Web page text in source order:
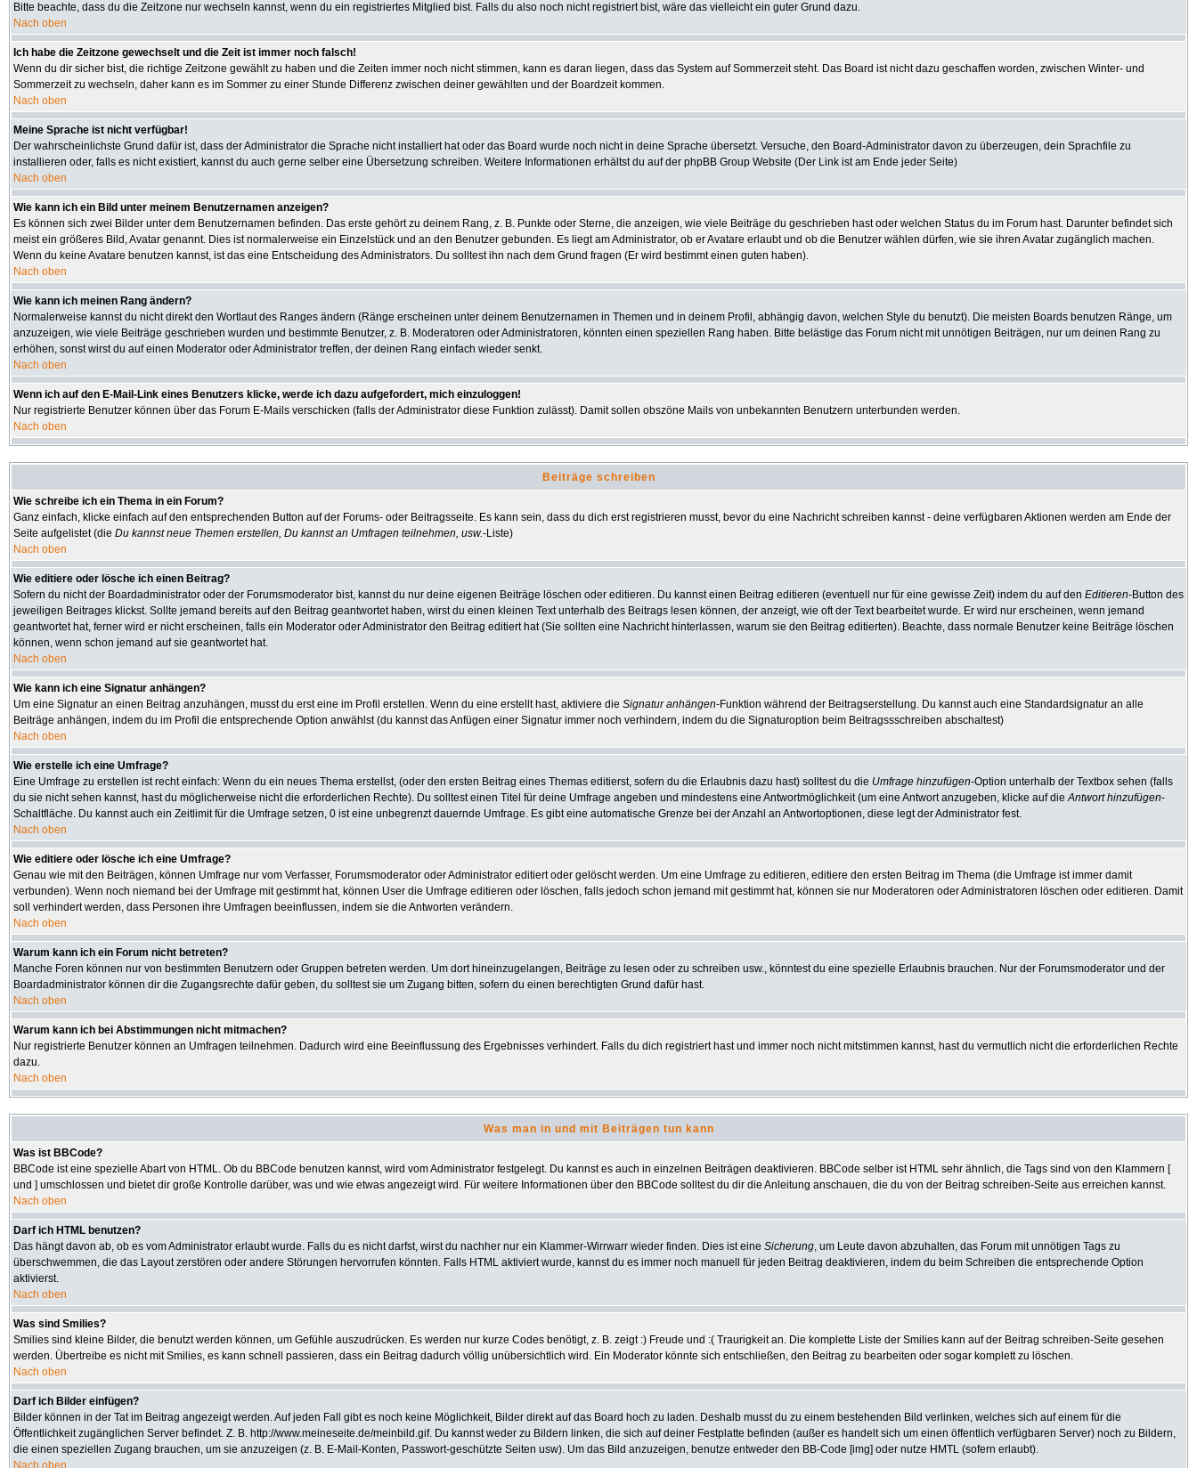
Bitte beachte, dass du die Zeitzone nur wechseln kannst, wenn du ein registriertes Mitglied bist. Falls du also noch nicht registriert bist, wäre das vielleicht ein guter Grund dazu.
Nach oben
Ich habe die Zeitzone gewechselt und die Zeit ist immer noch falsch!
Wenn du dir sicher bist, die richtige Zeitzone gewählt zu haben und die Zeiten immer noch nicht stimmen, kann es daran liegen, dass das System auf Sommerzeit steht. Das Board ist nicht dazu geschaffen worden, zwischen Winter- und
Sommerzeit zu wechseln, daher kann es im Sommer zu einer Stunde Differenz zwischen deiner gewählten und der Boardzeit kommen.
Nach oben
Meine Sprache ist nicht verfügbar!
Der wahrscheinlichste Grund dafür ist, dass der Administrator die Sprache nicht installiert hat oder das Board wurde noch nicht in deine Sprache übersetzt. Versuche, den Board-Administrator davon zu überzeugen, dein Sprachfile zu
installieren oder, falls es nicht existiert, kannst du auch gerne selber eine Übersetzung schreiben. Weitere Informationen erhältst du auf der phpBB Group Website (Der Link ist am Ende jeder Seite)
Nach oben
Wie kann ich ein Bild unter meinem Benutzernamen anzeigen?
Es können sich zwei Bilder unter dem Benutzernamen befinden. Das erste gehört zu deinem Rang, z. B. Punkte oder Sterne, die anzeigen, wie viele Beiträge du geschrieben hast oder welchen Status du im Forum hast. Darunter befindet sich
meist ein größeres Bild, Avatar genannt. Dies ist normalerweise ein Einzelstück und an den Benutzer gebunden. Es liegt am Administrator, ob er Avatare erlaubt und ob die Benutzer wählen dürfen, wie sie ihren Avatar zugänglich machen.
Wenn du keine Avatare benutzen kannst, ist das eine Entscheidung des Administrators. Du solltest ihn nach dem Grund fragen (Er wird bestimmt einen guten haben).
Nach oben
Wie kann ich meinen Rang ändern?
Normalerweise kannst du nicht direkt den Wortlaut des Ranges ändern (Ränge erscheinen unter deinem Benutzernamen in Themen und in deinem Profil, abhängig davon, welchen Style du benutzt). Die meisten Boards benutzen Ränge, um
anzuzeigen, wie viele Beiträge geschrieben wurden und bestimmte Benutzer, z. B. Moderatoren oder Administratoren, könnten einen speziellen Rang haben. Bitte belästige das Forum nicht mit unnötigen Beiträgen, nur um deinen Rang zu
erhöhen, sonst wirst du auf einen Moderator oder Administrator treffen, der deinen Rang einfach wieder senkt.
Nach oben
Wenn ich auf den E-Mail-Link eines Benutzers klicke, werde ich dazu aufgefordert, mich einzuloggen!
Nur registrierte Benutzer können über das Forum E-Mails verschicken (falls der Administrator diese Funktion zulässt). Damit sollen obszöne Mails von unbekannten Benutzern unterbunden werden.
Nach oben
Beiträge schreiben
Wie schreibe ich ein Thema in ein Forum?
Ganz einfach, klicke einfach auf den entsprechenden Button auf der Forums- oder Beitragsseite. Es kann sein, dass du dich erst registrieren musst, bevor du eine Nachricht schreiben kannst - deine verfügbaren Aktionen werden am Ende der
Seite aufgelistet (die Du kannst neue Themen erstellen, Du kannst an Umfragen teilnehmen, usw.-Liste)
Nach oben
Wie editiere oder lösche ich einen Beitrag?
Sofern du nicht der Boardadministrator oder der Forumsmoderator bist, kannst du nur deine eigenen Beiträge löschen oder editieren. Du kannst einen Beitrag editieren (eventuell nur für eine gewisse Zeit) indem du auf den Editieren-Button des
jeweiligen Beitrages klickst. Sollte jemand bereits auf den Beitrag geantwortet haben, wirst du einen kleinen Text unterhalb des Beitrags lesen können, der anzeigt, wie oft der Text bearbeitet wurde. Er wird nur erscheinen, wenn jemand
geantwortet hat, ferner wird er nicht erscheinen, falls ein Moderator oder Administrator den Beitrag editiert hat (Sie sollten eine Nachricht hinterlassen, warum sie den Beitrag editierten). Beachte, dass normale Benutzer keine Beiträge löschen
können, wenn schon jemand auf sie geantwortet hat.
Nach oben
Wie kann ich eine Signatur anhängen?
Um eine Signatur an einen Beitrag anzuhängen, musst du erst eine im Profil erstellen. Wenn du eine erstellt hast, aktiviere die Signatur anhängen-Funktion während der Beitragserstellung. Du kannst auch eine Standardsignatur an alle
Beiträge anhängen, indem du im Profil die entsprechende Option anwählst (du kannst das Anfügen einer Signatur immer noch verhindern, indem du die Signaturoption beim Beitragssschreiben abschaltest)
Nach oben
Wie erstelle ich eine Umfrage?
Eine Umfrage zu erstellen ist recht einfach: Wenn du ein neues Thema erstellst, (oder den ersten Beitrag eines Themas editierst, sofern du die Erlaubnis dazu hast) solltest du die Umfrage hinzufügen-Option unterhalb der Textbox sehen (falls
du sie nicht sehen kannst, hast du möglicherweise nicht die erforderlichen Rechte). Du solltest einen Titel für deine Umfrage angeben und mindestens eine Antwortmöglichkeit (um eine Antwort anzugeben, klicke auf dieAntwort hinzufügen-
Schaltfläche. Du kannst auch ein Zeitlimit für die Umfrage setzen, 0 ist eine unbegrenzt dauernde Umfrage. Es gibt eine automatische Grenze bei der Anzahl an Antwortoptionen, diese legt der Administrator fest.
Nach oben
Wie editiere oder lösche ich eine Umfrage?
Genau wie mit den Beiträgen, können Umfrage nur vom Verfasser, Forumsmoderator oder Administrator editiert oder gelöscht werden. Um eine Umfrage zu editieren, editiere den ersten Beitrag im Thema (die Umfrage ist immer damit
verbunden). Wenn noch niemand bei der Umfrage mit gestimmt hat, können User die Umfrage editieren oder löschen, falls jedoch schon jemand mit gestimmt hat, können sie nur Moderatoren oder Administratoren löschen oder editieren. Damit
soll verhindert werden, dass Personen ihre Umfragen beeinflussen, indem sie die Antworten verändern.
Nach oben
Warum kann ich ein Forum nicht betreten?
Manche Foren können nur von bestimmten Benutzern oder Gruppen betreten werden. Um dort hineinzugelangen, Beiträge zu lesen oder zu schreiben usw., könntest du eine spezielle Erlaubnis brauchen. Nur der Forumsmoderator und der
Boardadministrator können dir die Zugangsrechte dafür geben, du solltest sie um Zugang bitten, sofern du einen berechtigten Grund dafür hast.
Nach oben
Warum kann ich bei Abstimmungen nicht mitmachen?
Nur registrierte Benutzer können an Umfragen teilnehmen. Dadurch wird eine Beeinflussung des Ergebnisses verhindert. Falls du dich registriert hast und immer noch nicht mitstimmen kannst, hast du vermutlich nicht die erforderlichen Rechte
dazu.
Nach oben
Was man in und mit Beiträgen tun kann
Was ist BBCode?
BBCode ist eine spezielle Abart von HTML. Ob du BBCode benutzen kannst, wird vom Administrator festgelegt. Du kannst es auch in einzelnen Beiträgen deaktivieren. BBCode selber ist HTML sehr ähnlich, die Tags sind von den Klammern [
und ] umschlossen und bietet dir große Kontrolle darüber, was und wie etwas angezeigt wird. Für weitere Informationen über den BBCode solltest du dir die Anleitung anschauen, die du von der Beitrag schreiben-Seite aus erreichen kannst.
Nach oben
Darf ich HTML benutzen?
Das hängt davon ab, ob es vom Administrator erlaubt wurde. Falls du es nicht darfst, wirst du nachher nur ein Klammer-Wirrwarr wieder finden. Dies ist eine Sicherung, um Leute davon abzuhalten, das Forum mit unnötigen Tags zu
überschwemmen, die das Layout zerstören oder andere Störungen hervorrufen könnten. Falls HTML aktiviert wurde, kannst du es immer noch manuell für jeden Beitrag deaktivieren, indem du beim Schreiben die entsprechende Option
aktivierst.
Nach oben
Was sind Smilies?
Smilies sind kleine Bilder, die benutzt werden können, um Gefühle auszudrücken. Es werden nur kurze Codes benötigt, z. B. zeigt :) Freude und :( Traurigkeit an. Die komplette Liste der Smilies kann auf der Beitrag schreiben-Seite gesehen
werden. Übertreibe es nicht mit Smilies, es kann schnell passieren, dass ein Beitrag dadurch völlig unübersichtlich wird. Ein Moderator könnte sich entschließen, den Beitrag zu bearbeiten oder sogar komplett zu löschen.
Nach oben
Darf ich Bilder einfügen?
Bilder können in der Tat im Beitrag angezeigt werden. Auf jeden Fall gibt es noch keine Möglichkeit, Bilder direkt auf das Board hoch zu laden. Deshalb musst du zu einem bestehenden Bild verlinken, welches sich auf einem für die
Öffentlichkeit zugänglichen Server befindet. Z. B. http://www.meineseite.de/meinbild.gif. Du kannst weder zu Bildern linken, die sich auf deiner Festplatte befinden (außer es handelt sich um einen öffentlich verfügbaren Server) noch zu Bildern,
die einen speziellen Zugang brauchen, um sie anzuzeigen (z. B. E-Mail-Konten, Passwort-geschützte Seiten usw). Um das Bild anzuzeigen, benutze entweder den BB-Code [img] oder nutze HMTL (sofern erlaubt).
Nach oben